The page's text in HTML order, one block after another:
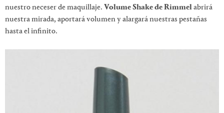
nuestro neceser de maquillaje. Volume Shake de Rimmelabrirá
nuestra mirada, aportará volumen y alargará nuestras pestañas
hasta el infinito.